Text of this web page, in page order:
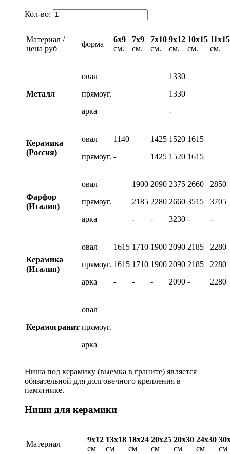
Кол-во:
Материал /
цена руб
форма
6х9
см.
7х9
см.
7х10
см.
9х12
см.
10х15
см.
11х15
см.
Металл
овал
прямоуг.
арка
1330
1330
-
Керамика
(Россия)
овал
прямоуг.
1140
-
1425
1425
1520
1520
1615
1615
Фарфор
(Италия)
овал
прямоуг.
арка
1900
2185
-
2090
2280
-
2375
2660
3230
2660
3515
-
2850
3705
-
Керамика
(Италия)
овал
прямоуг.
арка
1615
1615
-
1710
1710
-
1900
1900
-
2090
2090
2090
2185
2185
-
2280
2280
2280
Керамогранит
овал
прямоуг.
арка
Ниша под керамику (выемка в граните) является
обязательной для долговечного крепления в
памятнике.
Ниши для керамики
Материал
9х12
см
13х18
см
18х24
см
20х25
см
20х30
см
24х30
см
см